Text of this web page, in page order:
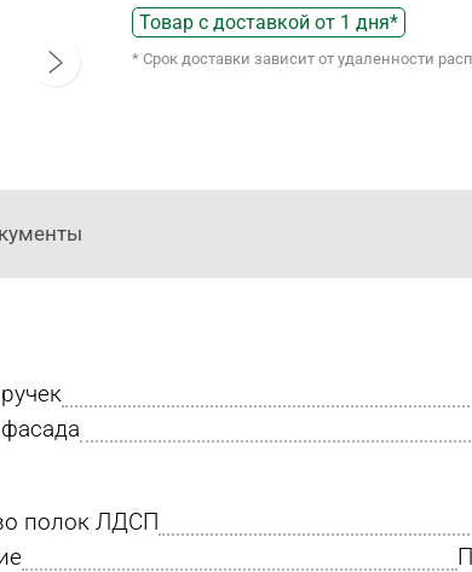
Товар с доставкой от 1 дня*
* Срок доставки зависит от удаленности
полок ЛДСП